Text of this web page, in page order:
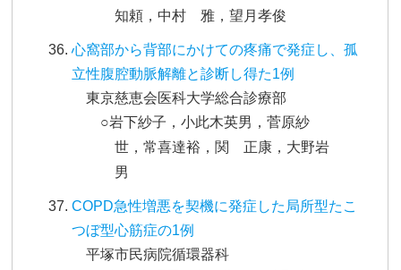
知頼，中村 雅，望月孝俊
心窩部から背部にかけての疼痛で発症し、孤
立性腹腔動脈解離と診断し得た1例
東京慈恵会医科大学総合診療部
○岩下紗子，小此木英男，菅原紗
世，常喜達裕，関 正康，大野岩
男
COPD急性増悪を契機に発症した局所型たこ
つぼ型心筋症の1例
平塚市民病院循環器科